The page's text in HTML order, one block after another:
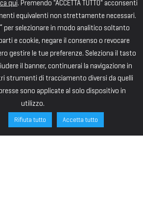
qui. Premendo "ACCETTA TUTTO" acconsenti
equivalenti non strettamente necessari.
per selezionare in modo analitico soltanto
e cookie, negare il consenso o revocare
gestire le tue preferenze. Seleziona il tasto
il banner, continuerai la navigazione in
strumenti di tracciamento diversi da quelli
sono applicate al solo dispositivo in
utilizzo.
Rifiuta tutto Accetta tutto